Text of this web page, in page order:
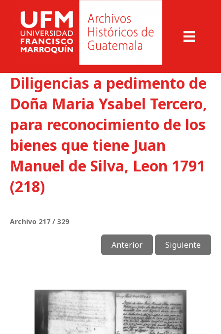
Diligencias a pedimento de
Doña Maria Ysabel Tercero,
para reconocimiento de los
bienes que tiene Juan
Manuel de Silva, Leon 1791
(218)
Archivo 217 / 329
Anterior Siguiente